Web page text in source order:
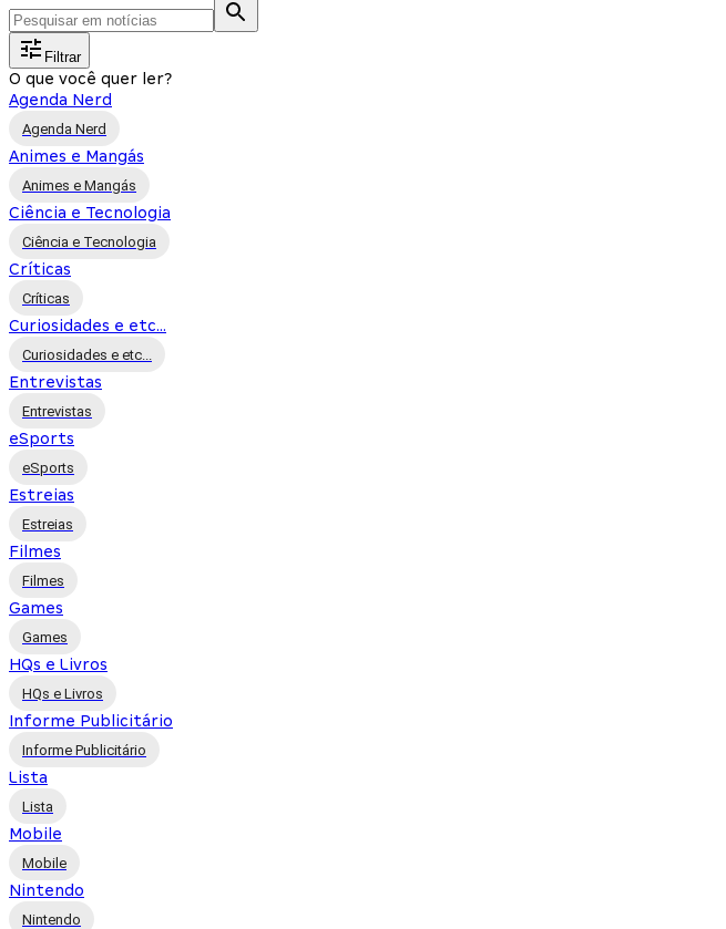
Filtrar
O que você quer ler?
Agenda Nerd
Agenda Nerd
Animes e Mangás
Animes e Mangás
Ciência e Tecnologia
Ciência e Tecnologia
Críticas
Críticas
Curiosidades e etc...
Curiosidades e etc...
Entrevistas
Entrevistas
eSports
eSports
Estreias
Estreias
Filmes
Filmes
Games
Games
HQs e Livros
HQs e Livros
Informe Publicitário
Informe Publicitário
Lista
Lista
Mobile
Mobile
Nintendo
Nintendo